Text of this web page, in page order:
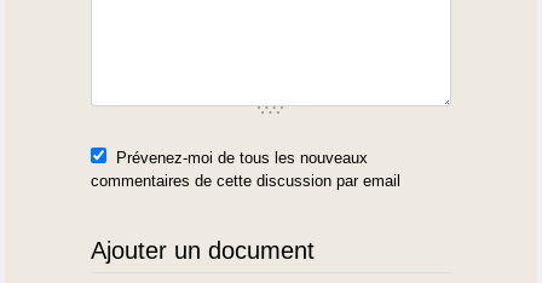
Prévenez-moi de tous les nouveaux
commentaires de cette discussion par email
Ajouter un document